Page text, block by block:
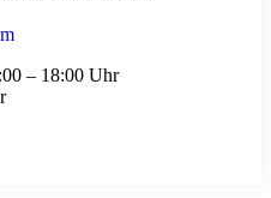
– 18:00 Uhr